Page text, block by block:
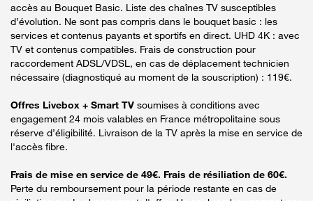
accès au Bouquet Basic. Liste des chaînes TV susceptibles
d’évolution. Ne sont pas compris dans le bouquet basic : les
services et contenus payants et sportifs en direct. UHD 4K : avec
TV et contenus compatibles. Frais de construction pour
raccordement ADSL/VDSL, en cas de déplacement technicien
nécessaire (diagnostiqué au moment de la souscription) : 119€.
Offres Livebox + Smart TV soumises à conditions avec
engagement 24 mois valables en France métropolitaine sous
réserve d’éligibilité. Livraison de la TV après la mise en service de
l'accès fibre.
Frais de mise en service de 49€. Frais de résiliation de 60€.
Perte du remboursement pour la période restante en cas de